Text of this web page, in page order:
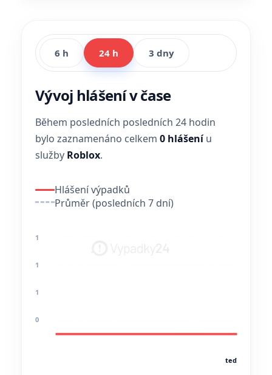
6 h 24 h 3 dny
Vývoj hlášení v čase
Během posledních posledních 24 hodin
bylo zaznamenáno celkem 0 hlášeníu
služby Roblox.
Hlášení výpadků
Průměr (posledních 7 dní)
1
1
1
0
teď